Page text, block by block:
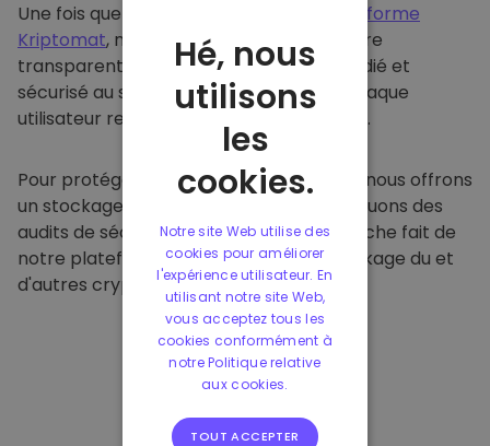
Une fois que vous achetez du sur
la plateforme
Kriptomat, nous le transférons de manière
transparente dans votre portefeuille dédié et
sécurisé au sein de notre plateforme. Chaque
utilisateur reçoit un portefeuille individuel.
Pour protéger nos clients et leurs fonds, nous offrons
un stockage hors ligne sécurisé et effectuons des
audits de sécurité réguliers. Cette approche fait de
notre plateforme un refuge pour le stockage du et
d'autres crypto-monnaies.
Hé, nous
utilisons
les
cookies.
Notre site Web utilise des
cookies pour améliorer
l'expérience utilisateur. En
utilisant notre site Web,
vous acceptez tous les
cookies conformément à
notre Politique relative
aux cookies.
TOUT ACCEPTER